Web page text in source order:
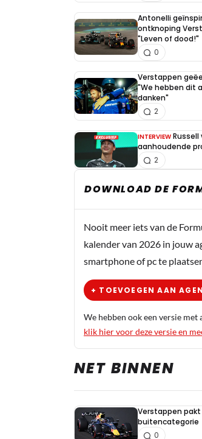
Antonelli
ontknoping
"Leven of dood!"
0
Verstappen
"We hebben dit
danken"
2
INTERVIEW
aanhoudende
2
DOWNLOAD DE
Nooit meer iets van de
kalender van 2026 in jouw
smartphone of pc te
+ TOEVOEGEN AAN
We hebben ook een versie
klik hier voor deze versie en
NET BINNEN
Verstappen
buitencategorie
0